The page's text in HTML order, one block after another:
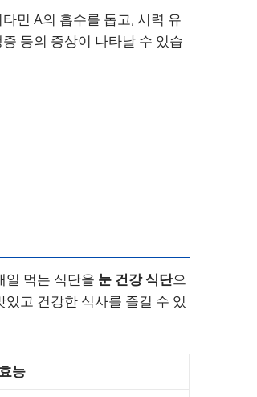
민 A의 흡수를 돕고, 시력 유
등의 증상이 나타날 수 있습
일 먹는 식단을 눈 건강 식단으
고 건강한 식사를 즐길 수 있
효능